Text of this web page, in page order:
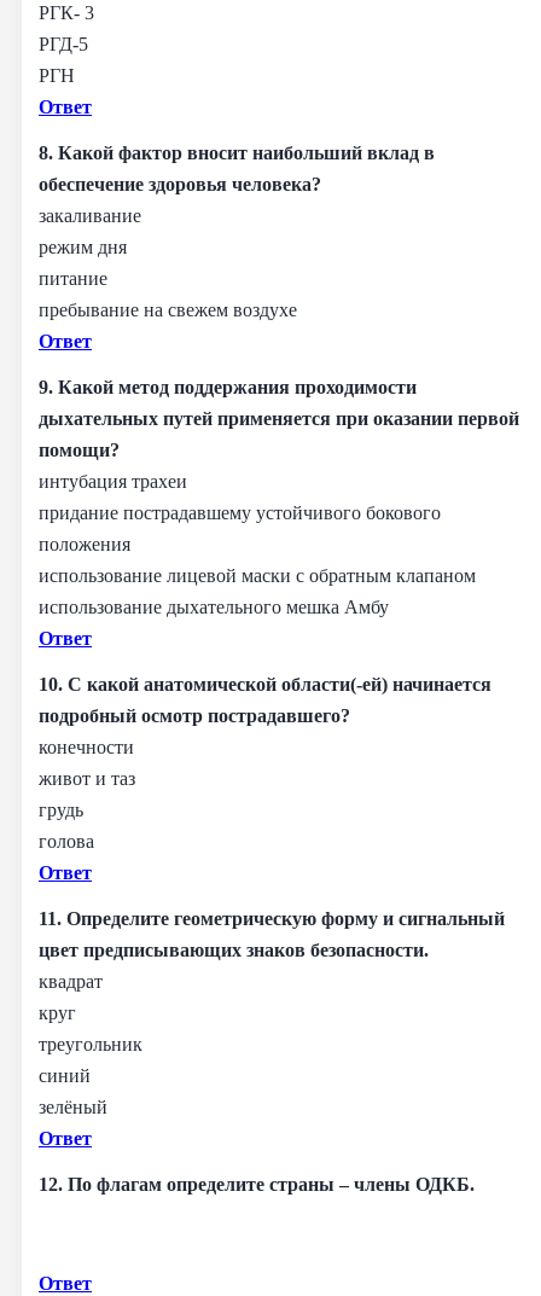
РГК- 3
РГД-5
РГН
Ответ
8. Какой фактор вносит наибольший вклад в
обеспечение здоровья человека?
закаливание
режим дня
питание
пребывание на свежем воздухе
Ответ
9. Какой метод поддержания проходимости
дыхательных путей применяется при оказании первой
помощи?
интубация трахеи
придание пострадавшему устойчивого бокового
положения
использование лицевой маски с обратным клапаном
использование дыхательного мешка Амбу
Ответ
10. С какой анатомической области(-ей) начинается
подробный осмотр пострадавшего?
конечности
живот и таз
грудь
голова
Ответ
11. Определите геометрическую форму и сигнальный
цвет предписывающих знаков безопасности.
квадрат
круг
треугольник
синий
зелёный
Ответ
12. По флагам определите страны – члены ОДКБ.
Ответ